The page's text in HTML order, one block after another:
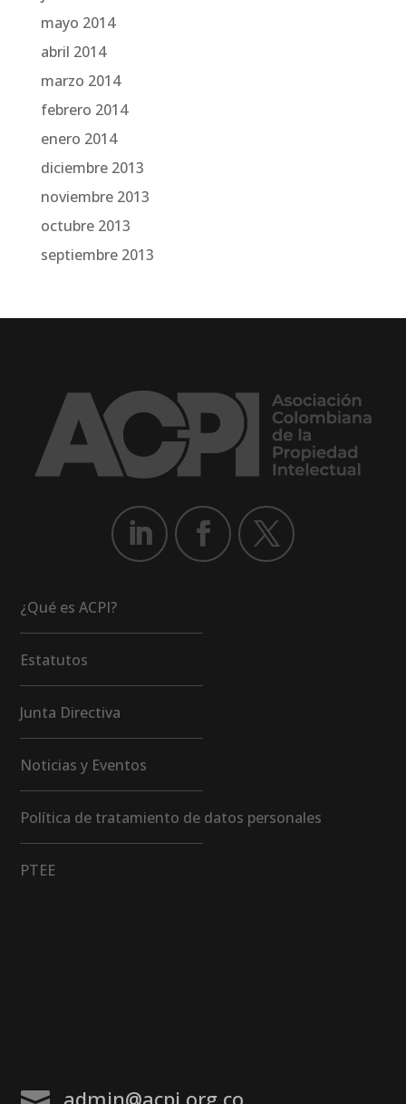
mayo 2014
abril 2014
marzo 2014
febrero 2014
enero 2014
diciembre 2013
noviembre 2013
octubre 2013
septiembre 2013
¿Qué es ACPI?
Estatutos
Junta Directiva
Noticias y Eventos
Política de tratamiento de datos personales
PTEE
admin@acpi.org.co